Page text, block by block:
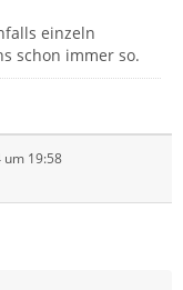
einzeln
schon immer so.
um 19:58